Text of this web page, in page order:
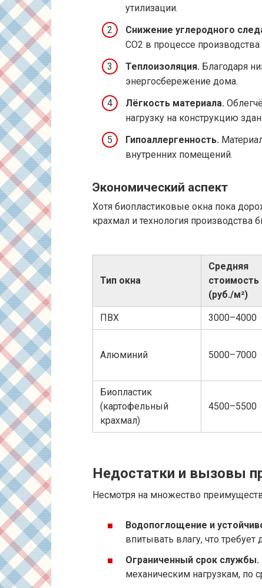
утилизации.
Снижение углеродного
CO2 в процессе производства
Теплоизоляция. Благодаря
энергосбережение дома.
Лёгкость материала.
нагрузку на конструкцию
Гипоаллергенность.
внутренних помещений.
Экономический аспект
Хотя биопластиковые окна пока
крахмал и технология производства
Тип окна
Средняя
стоимость
(руб./м²)
ПВХ 3000–4000
Алюминий 5000–7000
Биопластик
(картофельный
крахмал)
4500–5500
Недостатки и вызовы
Несмотря на множество
Водопоглощение и
впитывать влагу, что
Ограниченный срок службы.
механическим нагрузкам, по